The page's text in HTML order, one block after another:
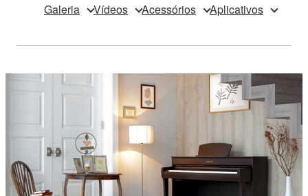
Galeria Vídeos Acessórios Aplicativos